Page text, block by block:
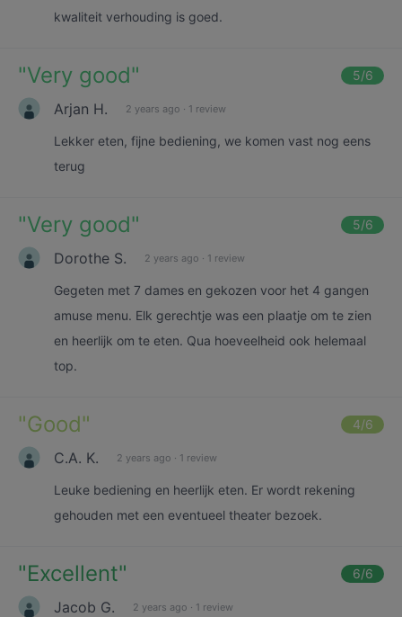
kwaliteit verhouding is goed.
"Very good" 5/6
Arjan H. 2 years ago · 1 review
Lekker eten, fijne bediening, we komen vast nog eens
terug
"Very good" 5/6
Dorothe S. 2 years ago · 1 review
Gegeten met 7 dames en gekozen voor het 4 gangen
amuse menu. Elk gerechtje was een plaatje om te zien
en heerlijk om te eten. Qua hoeveelheid ook helemaal
top.
"Good" 4/6
C.A. K. 2 years ago · 1 review
Leuke bediening en heerlijk eten. Er wordt rekening
gehouden met een eventueel theater bezoek.
"Excellent" 6/6
Jacob G. 2 years ago · 1 review